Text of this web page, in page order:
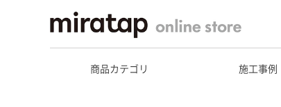
商品カテゴリ 施工事例